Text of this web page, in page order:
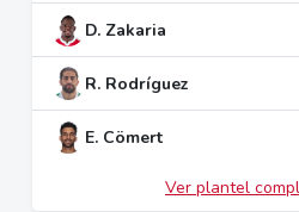
D. Zakaria
R. Rodríguez
E. Cömert
Ver plantel